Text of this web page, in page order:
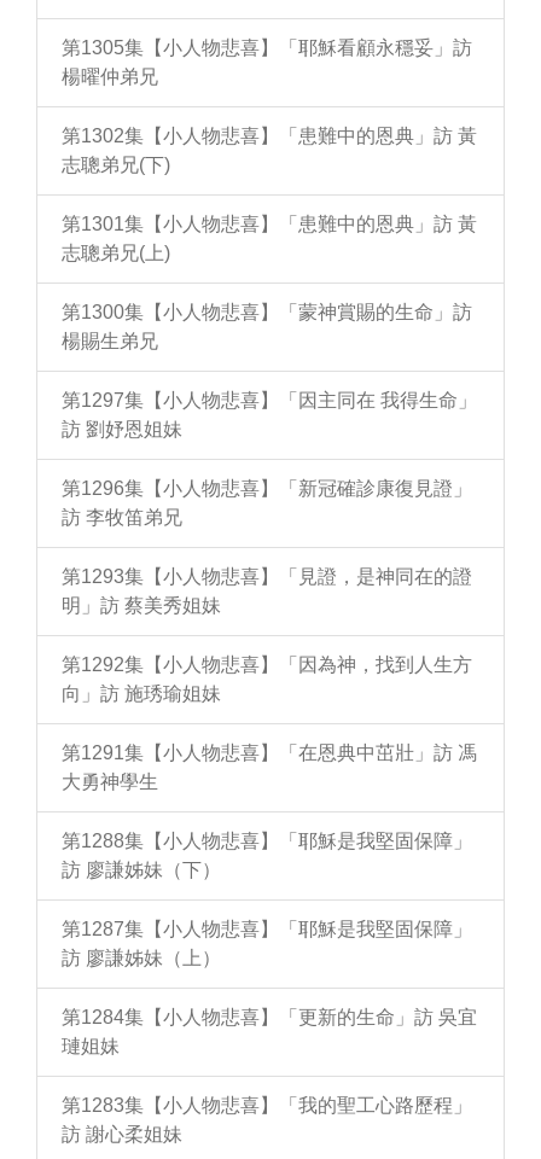
第1305集【小人物悲喜】「耶穌看顧永穩妥」訪
楊曜仲弟兄
第1302集【小人物悲喜】「患難中的恩典」訪 黃
志聰弟兄(下)
第1301集【小人物悲喜】「患難中的恩典」訪 黃
志聰弟兄(上)
第1300集【小人物悲喜】「蒙神賞賜的生命」訪
楊賜生弟兄
第1297集【小人物悲喜】「因主同在 我得生命」
訪 劉妤恩姐妹
第1296集【小人物悲喜】「新冠確診康復見證」
訪 李牧笛弟兄
第1293集【小人物悲喜】「見證，是神同在的證
明」訪 蔡美秀姐妹
第1292集【小人物悲喜】「因為神，找到人生方
向」訪 施琇瑜姐妹
第1291集【小人物悲喜】「在恩典中茁壯」訪 馮
大勇神學生
第1288集【小人物悲喜】「耶穌是我堅固保障」
訪 廖謙姊妹（下）
第1287集【小人物悲喜】「耶穌是我堅固保障」
訪 廖謙姊妹（上）
第1284集【小人物悲喜】「更新的生命」訪 吳宜
璉姐妹
第1283集【小人物悲喜】「我的聖工心路歷程」
訪 謝心柔姐妹